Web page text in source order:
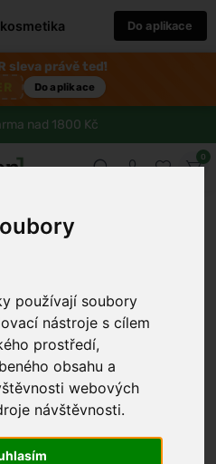
používají soubory
nástroje s cílem
prostředí,
obsahu a
webových
návštěvnosti.
Do aplikace
sleva právě teď!
Do aplikace
nad 1800 Kč
0